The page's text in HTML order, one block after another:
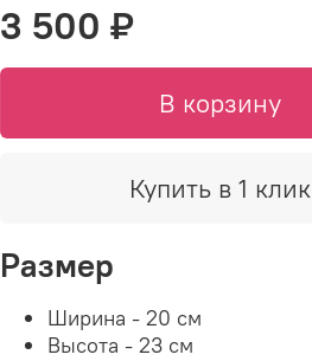
3 500 ₽
В корзину
Купить в 1 клик
Размер
Ширина - 20 см
Высота - 23 см